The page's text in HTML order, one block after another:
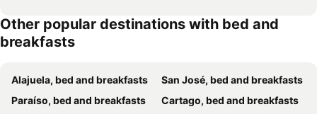
Other popular destinations with bed and
breakfasts
Alajuela, bed and breakfasts
San José, bed and breakfasts
Paraíso, bed and breakfasts
Cartago, bed and breakfasts